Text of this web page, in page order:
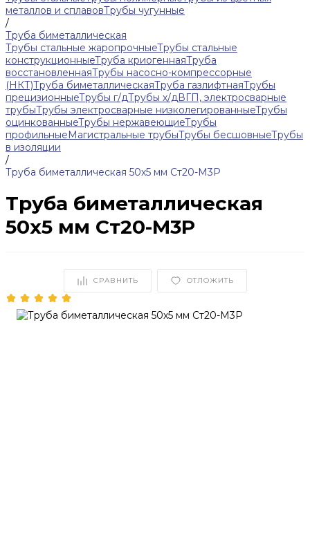
металлов и сплавовТрубы чугунные
/
Труба биметаллическая
Трубы стальные жаропрочныеТрубы стальные
конструкционныеТруба криогеннаяТруба
восстановленнаяТрубы насосно-компрессорные
(НКТ)Труба биметаллическаяТруба газлифтнаяТрубы
прецизионныеТрубы г/дТрубы х/дВГП, электросварные
трубыТрубы электросварные низколегированныеТрубы
оцинкованныеТрубы нержавеющиеТрубы
профильныеМагистральные трубыТрубы бесшовныеТрубы
в изоляции
/
Труба биметаллическая 50х5 мм Ст20-М3Р
Труба биметаллическая
50х5 мм Ст20-М3Р
СРАВНИТЬ ОТЛОЖИТЬ